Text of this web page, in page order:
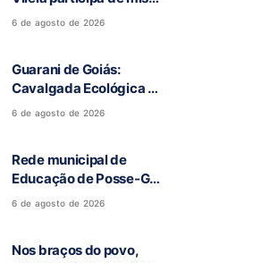
e visita caverna durante
Ronca
6 de agosto de 2026
Guarani de Goiás:
Cavalgada Ecológica da
Fé reúne grande público
6 de agosto de 2026
Rede municipal de
Educação de Posse-GO
atinge resultado
6 de agosto de 2026
Nos braços do povo,